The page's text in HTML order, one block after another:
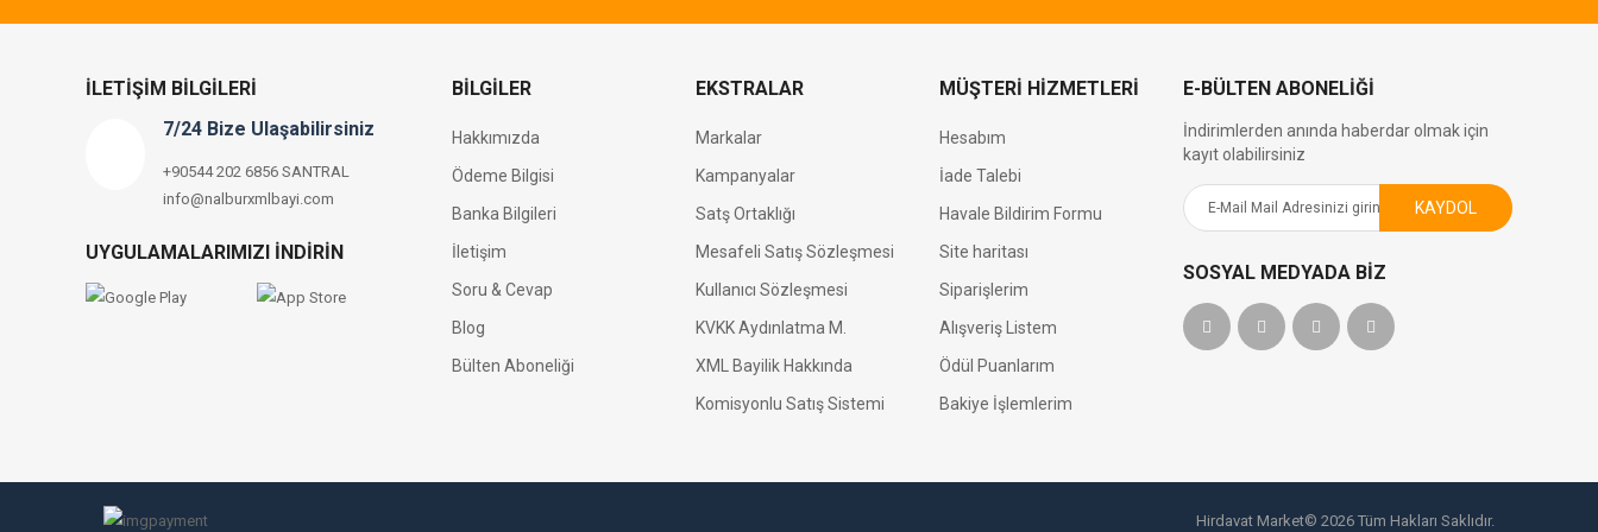
İLETIŞIM BILGILERI
7/24 Bize Ulaşabilirsiniz
+90544 202 6856 SANTRAL
info@nalburxmlbayi.com
UYGULAMALARIMIZI İNDIRIN
BILGILER
Hakkımızda
Ödeme Bilgisi
Banka Bilgileri
İletişim
Soru & Cevap
Blog
Bülten Aboneliği
EKSTRALAR
Markalar
Kampanyalar
Satş Ortaklığı
Mesafeli Satış Sözleşmesi
Kullanıcı Sözleşmesi
KVKK Aydınlatma M.
XML Bayilik Hakkında
Komisyonlu Satış Sistemi
MÜŞTERİ HİZMETLERİ
Hesabım
İade Talebi
Havale Bildirim Formu
Site haritası
Siparişlerim
Alışveriş Listem
Ödül Puanlarım
Bakiye İşlemlerim
E-BÜLTEN ABONELIĞI
İndirimlerden anında haberdar olmak için
kayıt olabilirsiniz
KAYDOL
SOSYAL MEDYADA BIZ
Hirdavat Market© 2026 Tüm Hakları Saklıdır.